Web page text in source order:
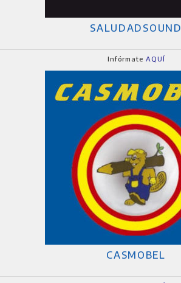
SALUDADSOUND
Infórmate AQUÍ
CASMOBEL